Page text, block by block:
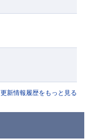
更新情報履歴をもっと見る